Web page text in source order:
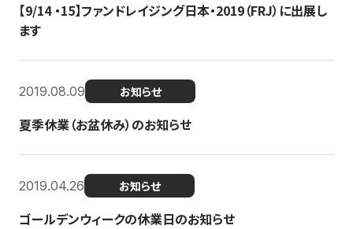
【9/14 ・15】ファンドレイジング日本・2019（FRJ）に出展し
ます
2019.08.09 お知らせ
夏季休業（お盆休み）のお知らせ
2019.04.26 お知らせ
ゴールデンウィークの休業日のお知らせ